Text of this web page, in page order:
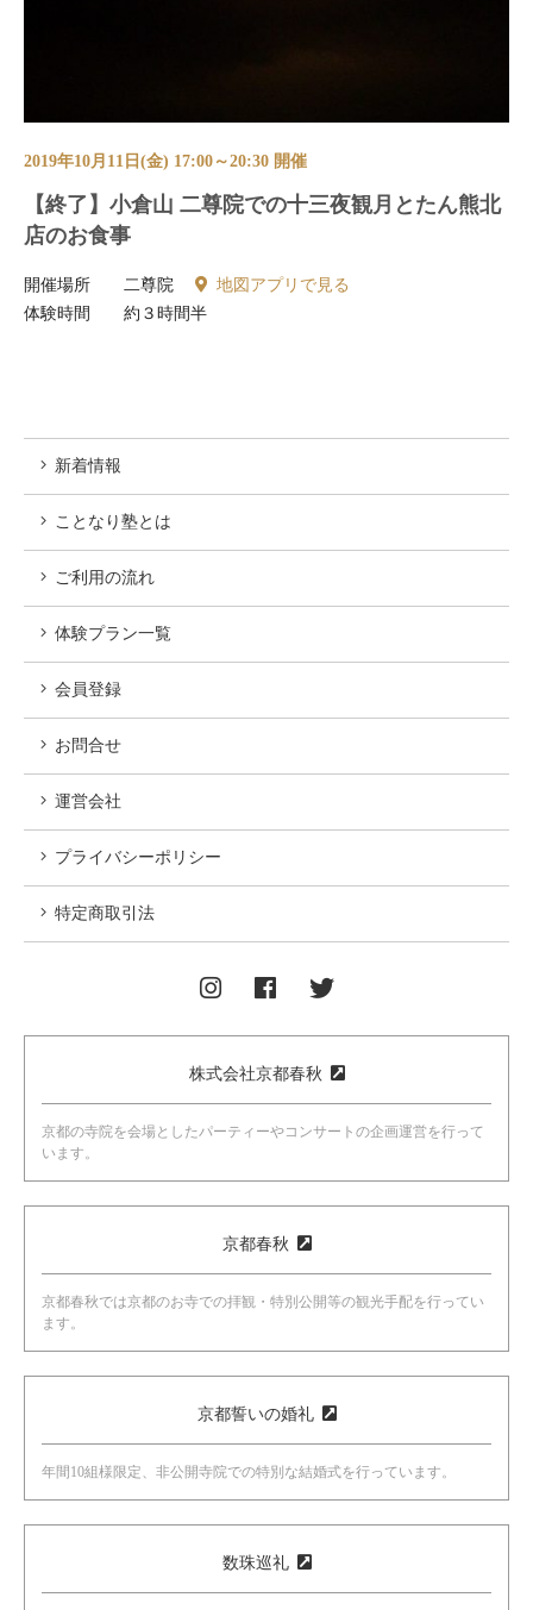
2019年10月11日(金) 17:00～20:30 開催
【終了】小倉山 二尊院での十三夜観月とたん熊北
店のお食事
開催場所 二尊院
地図アプリで見る
体験時間
約３時間半
新着情報
ことなり塾とは
ご利用の流れ
体験プラン一覧
会員登録
お問合せ
運営会社
プライバシーポリシー
特定商取引法
株式会社京都春秋
京都の寺院を会場としたパーティーやコンサートの企画運営を行って
います。
京都春秋
京都春秋では京都のお寺での拝観・特別公開等の観光手配を行ってい
ます。
京都誓いの婚礼
年間10組様限定、非公開寺院での特別な結婚式を行っています。
数珠巡礼